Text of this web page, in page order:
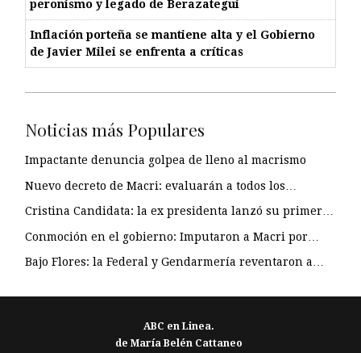
peronismo y legado de Berazategui
Inflación porteña se mantiene alta y el Gobierno
de Javier Milei se enfrenta a críticas
Noticias más Populares
Impactante denuncia golpea de lleno al macrismo
Nuevo decreto de Macri: evaluarán a todos los…
Cristina Candidata: la ex presidenta lanzó su primer…
Conmoción en el gobierno: Imputaron a Macri por…
Bajo Flores: la Federal y Gendarmería reventaron a…
ABC en Linea.
de María Belén Cattaneo